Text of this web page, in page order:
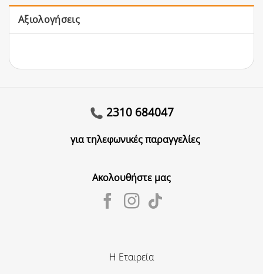
Αξιολογήσεις
2310 684047
για τηλεφωνικές παραγγελίες
Ακολουθήστε μας
Η Εταιρεία